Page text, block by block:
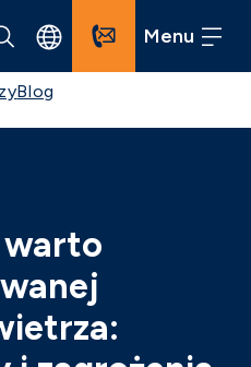
Menu
Blog
warto